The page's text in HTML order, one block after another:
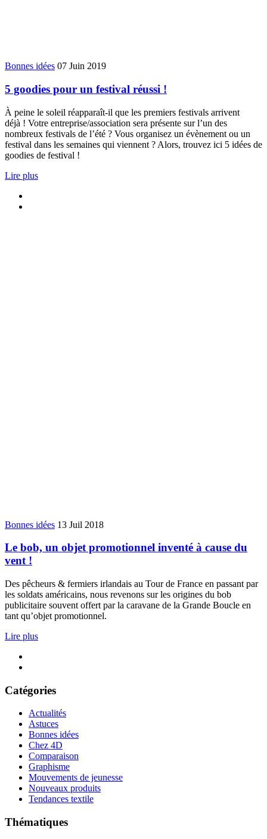
Bonnes idées 07 Juin 2019
5 goodies pour un festival réussi !
À peine le soleil réapparaît-il que les premiers festivals arrivent
déjà ! Votre entreprise/association sera présente sur l’un des
nombreux festivals de l’été ? Vous organisez un évènement ou un
festival dans les semaines qui viennent ? Alors, trouvez ici 5 idées de
goodies de festival !
Lire plus
Bonnes idées 13 Juil 2018
Le bob, un objet promotionnel inventé à cause du
vent !
Des pêcheurs & fermiers irlandais au Tour de France en passant par
les soldats américains, nous revenons sur les origines du bob
publicitaire souvent offert par la caravane de la Grande Boucle en
tant qu’objet promotionnel.
Lire plus
Catégories
Actualités
Astuces
Bonnes idées
Chez 4D
Comparaison
Graphisme
Mouvements de jeunesse
Nouveaux produits
Tendances textile
Thématiques